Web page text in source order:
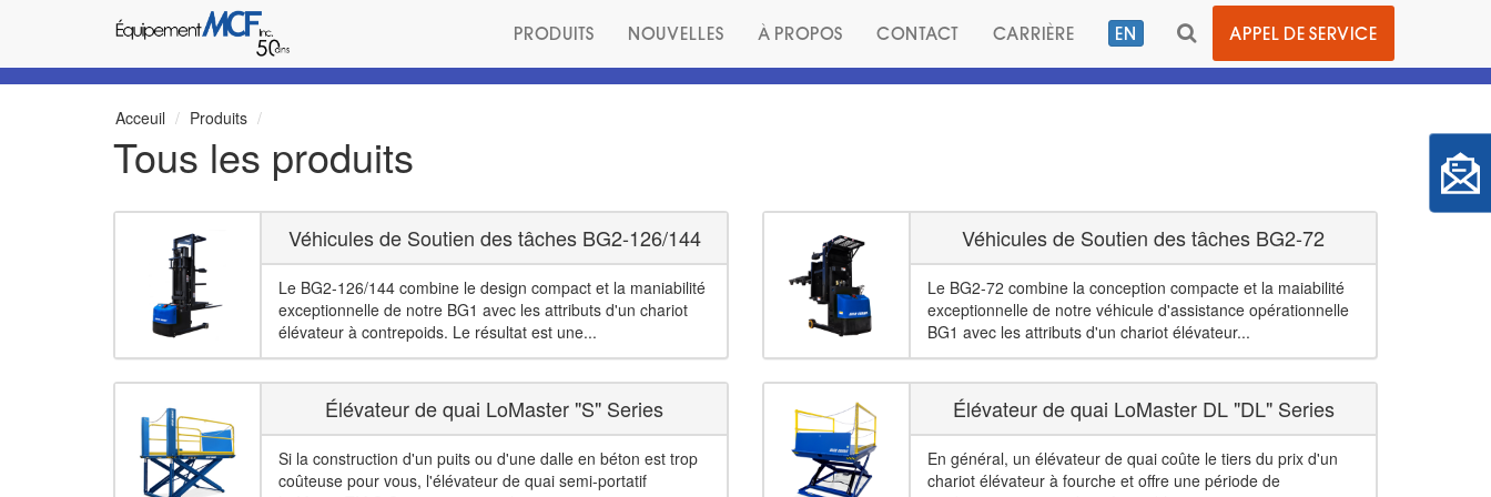
PRODUITS NOUVELLES À PROPOS CONTACT CARRIÈRE EN
BASCULER
LA
APPEL DE SERVICE
Acceuil Produits
Tous les produits
Véhicules de Soutien des tâches BG2-126/144
Le BG2-126/144 combine le design compact et la maniabilité
exceptionnelle de notre BG1 avec les attributs d'un chariot
élévateur à contrepoids. Le résultat est une...
Véhicules de Soutien des tâches BG2-72
Le BG2-72 combine la conception compacte et la maiabilité
exceptionnelle de notre véhicule d'assistance opérationnelle
BG1 avec les attributs d'un chariot élévateur...
Élévateur de quai LoMaster "S" Series
Si la construction d'un puits ou d'une dalle en béton est trop
coûteuse pour vous, l'élévateur de quai semi-portatif
Élévateur de quai LoMaster DL "DL" Series
En général, un élévateur de quai coûte le tiers du prix d'un
chariot élévateur à fourche et offre une période de